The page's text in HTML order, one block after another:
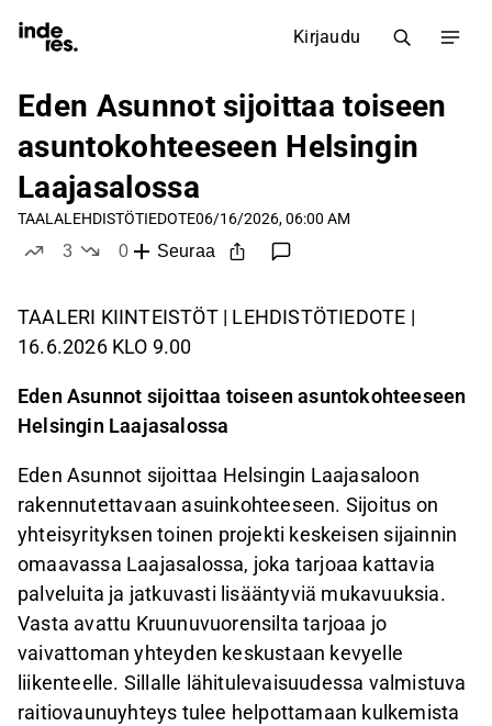
Kirjaudu
Eden Asunnot sijoittaa toiseen
asuntokohteeseen Helsingin
Laajasalossa
TAALALEHDISTÖTIEDOTE06/16/2026, 06:00 AM
3
0
Seuraa
TAALERI KIINTEISTÖT | LEHDISTÖTIEDOTE |
16.6.2026 KLO 9.00
Eden Asunnot sijoittaa toiseen asuntokohteeseen
Helsingin Laajasalossa
Eden Asunnot sijoittaa Helsingin Laajasaloon
rakennutettavaan asuinkohteeseen. Sijoitus on
yhteisyrityksen toinen projekti keskeisen sijainnin
omaavassa Laajasalossa, joka tarjoaa kattavia
palveluita ja jatkuvasti lisääntyviä mukavuuksia.
Vasta avattu Kruunuvuorensilta tarjoaa jo
vaivattoman yhteyden keskustaan kevyelle
liikenteelle. Sillalle lähitulevaisuudessa valmistuva
raitiovaunuyhteys tulee helpottamaan kulkemista